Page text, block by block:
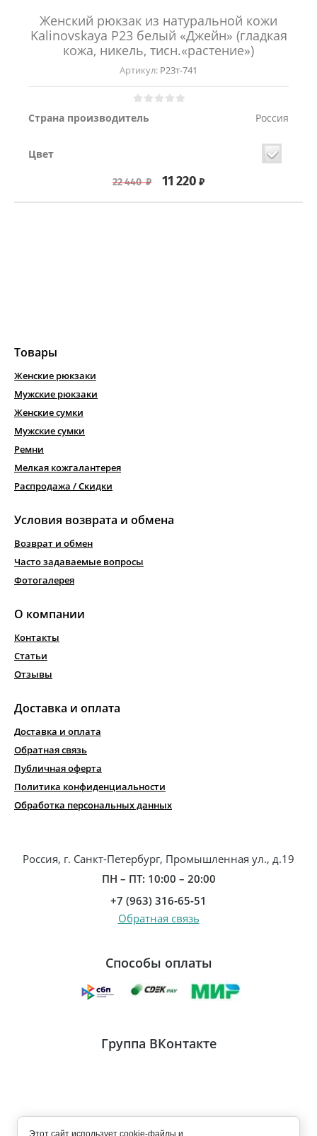
Женский рюкзак из натуральной кожи
Kalinovskaya Р23 белый «Джейн» (гладкая
кожа, никель, тисн.«растение»)
Артикул: Р23т-741
Страна производитель Россия
Цвет
22 440₽ 11 220 ₽
Товары
Женские рюкзаки
Мужские рюкзаки
Женские сумки
Мужские сумки
Ремни
Мелкая кожгалантерея
Распродажа / Скидки
Условия возврата и обмена
Возврат и обмен
Часто задаваемые вопросы
Фотогалерея
О компании
Контакты
Статьи
Отзывы
Доставка и оплата
Доставка и оплата
Обратная связь
Публичная оферта
Политика конфиденциальности
Обработка персональных данных
Россия, г. Санкт-Петербург, Промышленная ул., д.19
ПН – ПТ: 10:00 – 20:00
+7 (963) 316-65-51
Обратная связь
Способы оплаты
Группа ВКонтакте
Этот сайт использует cookie-файлы и